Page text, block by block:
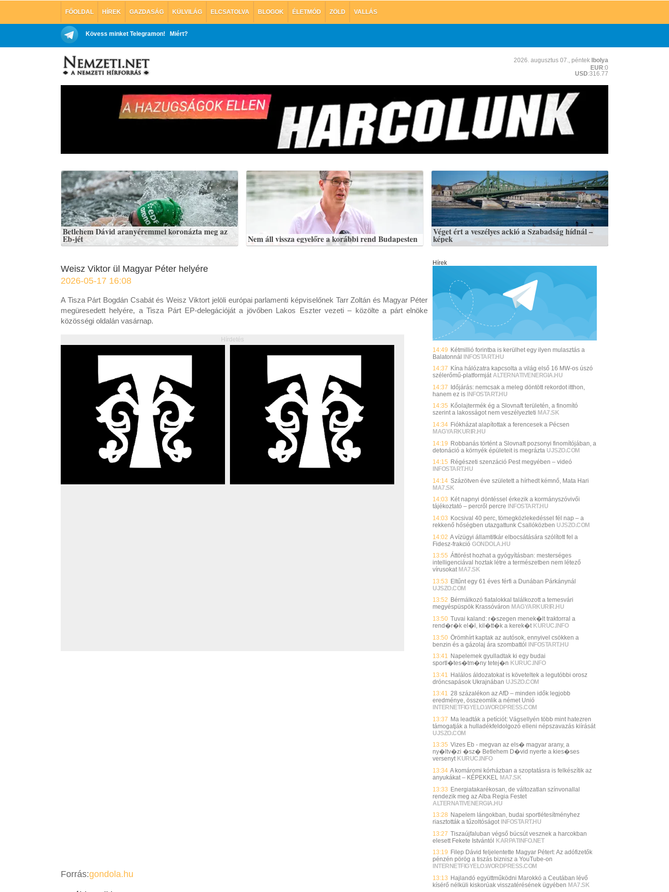
FŐOLDAL HÍREK GAZDASÁG KÜLVILÁG ELCSATOLVA BLOGOK ÉLETMÓD ZÖLD VALLÁS
Kövess minket Telegramon! Miért?
2026. augusztus 07., péntek Ibolya
EUR:0
USD:316.77
Betlehem Dávid aranyéremmel koronázta meg az
Eb-jét Nem áll vissza egyelőre a korábbi rend Budapesten
Véget ért a veszélyes ackió a Szabadság hídnál –
képek
Weisz Viktor ül Magyar Péter helyére
2026-05-17 16:08
A Tisza Párt Bogdán Csabát és Weisz Viktort jelöli európai parlamenti képviselőnek Tarr Zoltán és Magyar Péter
megüresedett helyére, a Tisza Párt EP-delegációját a jövőben Lakos Eszter vezeti – közölte a párt elnöke
közösségi oldalán vasárnap.
Hírdetés
Forrás:gondola.hu
Hírek
14:49 Kétmillió forintba is kerülhet egy ilyen mulasztás a
Balatonnál INFOSTART.HU
14:37 Kína hálózatra kapcsolta a világ első 16 MW-os úszó
szélerőmű-platformját ALTERNATIVENERGIA.HU
14:37 Időjárás: nemcsak a meleg döntött rekordot itthon,
hanem ez is INFOSTART.HU
14:35 Kőolajtermék ég a Slovnaft területén, a finomító
szerint a lakosságot nem veszélyezteti MA7.SK
14:34 Fiókházat alapítottak a ferencesek a Pécsen
MAGYARKURIR.HU
14:19 Robbanás történt a Slovnaft pozsonyi finomítójában, a
detonáció a környék épületeit is megrázta UJSZO.COM
14:15 Régészeti szenzáció Pest megyében – videó
INFOSTART.HU
14:14 Százötven éve született a hírhedt kémnő, Mata Hari
MA7.SK
14:03 Két napnyi döntéssel érkezik a kormányszóvivői
tájékoztató – percről percre
INFOSTART.HU
14:03 Kocsival 40 perc, tömegközlekedéssel fél nap – a
rekkenő hőségben utazgattunk Csallóközben UJSZO.COM
14:02 A vízügyi államtitkár elbocsátására szólított fel a
Fidesz-frakció GONDOLA.HU
13:55 Áttörést hozhat a gyógyításban: mesterséges
intelligenciával hoztak létre a természetben nem létező
vírusokat MA7.SK
13:53 Eltűnt egy 61 éves férfi a Dunában Párkánynál
UJSZO.COM
13:52 Bérmálkozó fiatalokkal találkozott a temesvári
megyéspüspök Krassóváron MAGYARKURIR.HU
13:50 Tuvai kaland: r�szegen menek�lt traktorral a
rend�r�k el�l, kil�tt�k a kerek�t KURUC.INFO
13:50 Örömhírt kaptak az autósok, ennyivel csökken a
benzin és a gázolaj ára szombattól INFOSTART.HU
13:41 Napelemek gyulladtak ki egy budai
sportl�tes�tm�ny tetej�n KURUC.INFO
13:41
Halálos áldozatokat is követeltek a legutóbbi orosz
dróncsapások Ukrajnában UJSZO.COM
13:41 28 százalékon az AfD – minden idők legjobb
eredménye, összeomlik a német Unió
INTERNETFIGYELO.WORDPRESS.COM
13:37 Ma leadták a petíciót: Vágsellyén több mint hatezren
támogatják a hulladékfeldolgozó elleni népszavazás kiírását
UJSZO.COM
13:35 Vizes Eb - megvan az els� magyar arany, a
ny�ltv�zi �sz� Betlehem D�vid nyerte a kies�ses
versenyt KURUC.INFO
13:34 A komáromi kórházban a szoptatásra is felkészítik az
anyukákat – KÉPEKKEL MA7.SK
13:33 Energiatakarékosan, de változatlan színvonallal
rendezik meg az Alba Regia Festet
ALTERNATIVENERGIA.HU
13:28 Napelem lángokban, budai sportlétesítményhez
riasztották a tűzoltóságot INFOSTART.HU
13:27 Tiszaújfaluban végső búcsút vesznek a harcokban
elesett Fekete Istvántól KARPATINFO.NET
13:19 Filep Dávid feljelentette Magyar Pétert: Az adófizetők
pénzén pörög a tiszás biznisz a YouTube-on
INTERNETFIGYELO.WORDPRESS.COM
13:13 Hajlandó együttműködni Marokkó a Ceutában lévő
kísérő nélküli kiskorúak visszatérésének ügyében MA7.SK